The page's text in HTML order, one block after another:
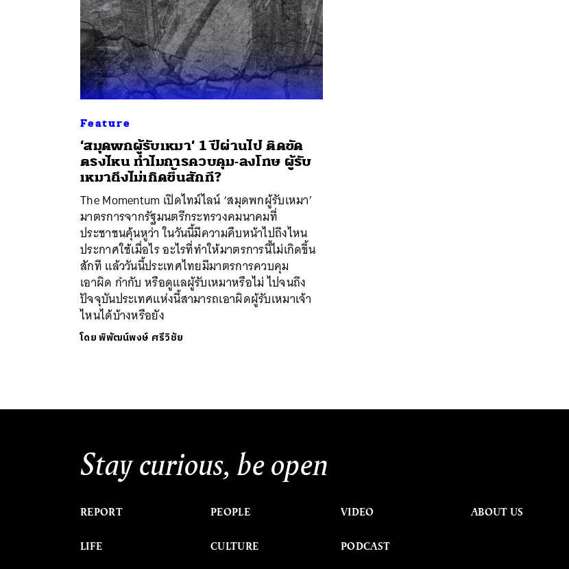
Feature
‘สมุดพกผู้รับเหมา’ 1 ปีผ่านไป ติดขัด
ตรงไหน ทำไมการควบคุม-ลงโทษ ผู้รับ
เหมาถึงไม่เกิดขึ้นสักที?
The Momentum เปิดไทม์ไลน์ ‘สมุดพกผู้รับเหมา’
มาตรการจากรัฐมนตรีกระทรวงคมนาคมที่
ประชาชนคุ้นหูว่า ในวันนี้มีความคืบหน้าไปถึงไหน
ประกาศใช้เมื่อไร อะไรที่ทำให้มาตรการนี้ไม่เกิดขึ้น
สักที แล้ววันนี้ประเทศไทยมีมาตรการควบคุม
เอาผิด กำกับ หรือดูแลผู้รับเหมาหรือไม่ ไปจนถึง
ปัจจุบันประเทศแห่งนี้สามารถเอาผิดผู้รับเหมาเจ้า
ไหนได้บ้างหรือยัง
โดยพิพัฒน์พงษ์ ศรีวิชัย
Stay curious, be open
REPORT
LIFE
PEOPLE
CULTURE
VIDEO
PODCAST
ABOUT US